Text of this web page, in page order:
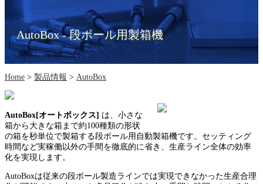
AutoBox - 段ボール用製箱機
Home > 製品情報 > AutoBox
AutoBox[オートボックス] は、小さな
箱から大きな箱まで約100種類の形状
の箱を秒単位で製箱する段ボール用自動製箱機です。セッティング
時間など実稼働以外の手間を徹底的に省き、生産ライン全体の効率
化を実現します。
AutoBoxは従来の段ボール製造ラインでは実現できなかった生産合理